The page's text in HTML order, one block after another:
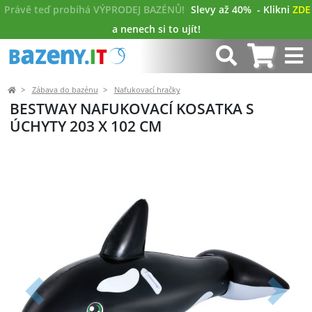
Právě teď probíhá VÝPRODEJ BAZÉNŮ! Slevy až 40% - Klikni ZDE
a nenech si to ujít!
Zábava do bazénu Nafukovací hračky
BESTWAY NAFUKOVACÍ KOSATKA S
ÚCHYTY 203 X 102 CM
Předchozí Další